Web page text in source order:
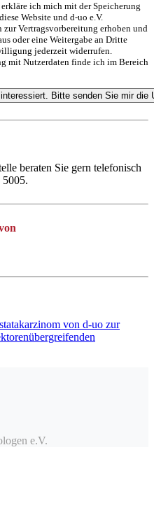
ich mich mit der Speicherung
Website und d-uo e.V.
Vertragsvorbereitung erhoben und
oder eine Weitergabe an Dritte
jederzeit widerrufen.
mit Nutzerdaten finde ich im Bereich
beraten Sie gern telefonisch
5005.
von d-uo zur